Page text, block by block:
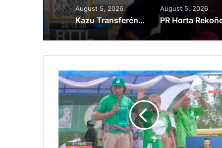
August 5, 2026
Kazu Transferénsia Osan Millaun 42 Husi Singapura, Advogadu Sei Halo Rekursu
August 5, 2026